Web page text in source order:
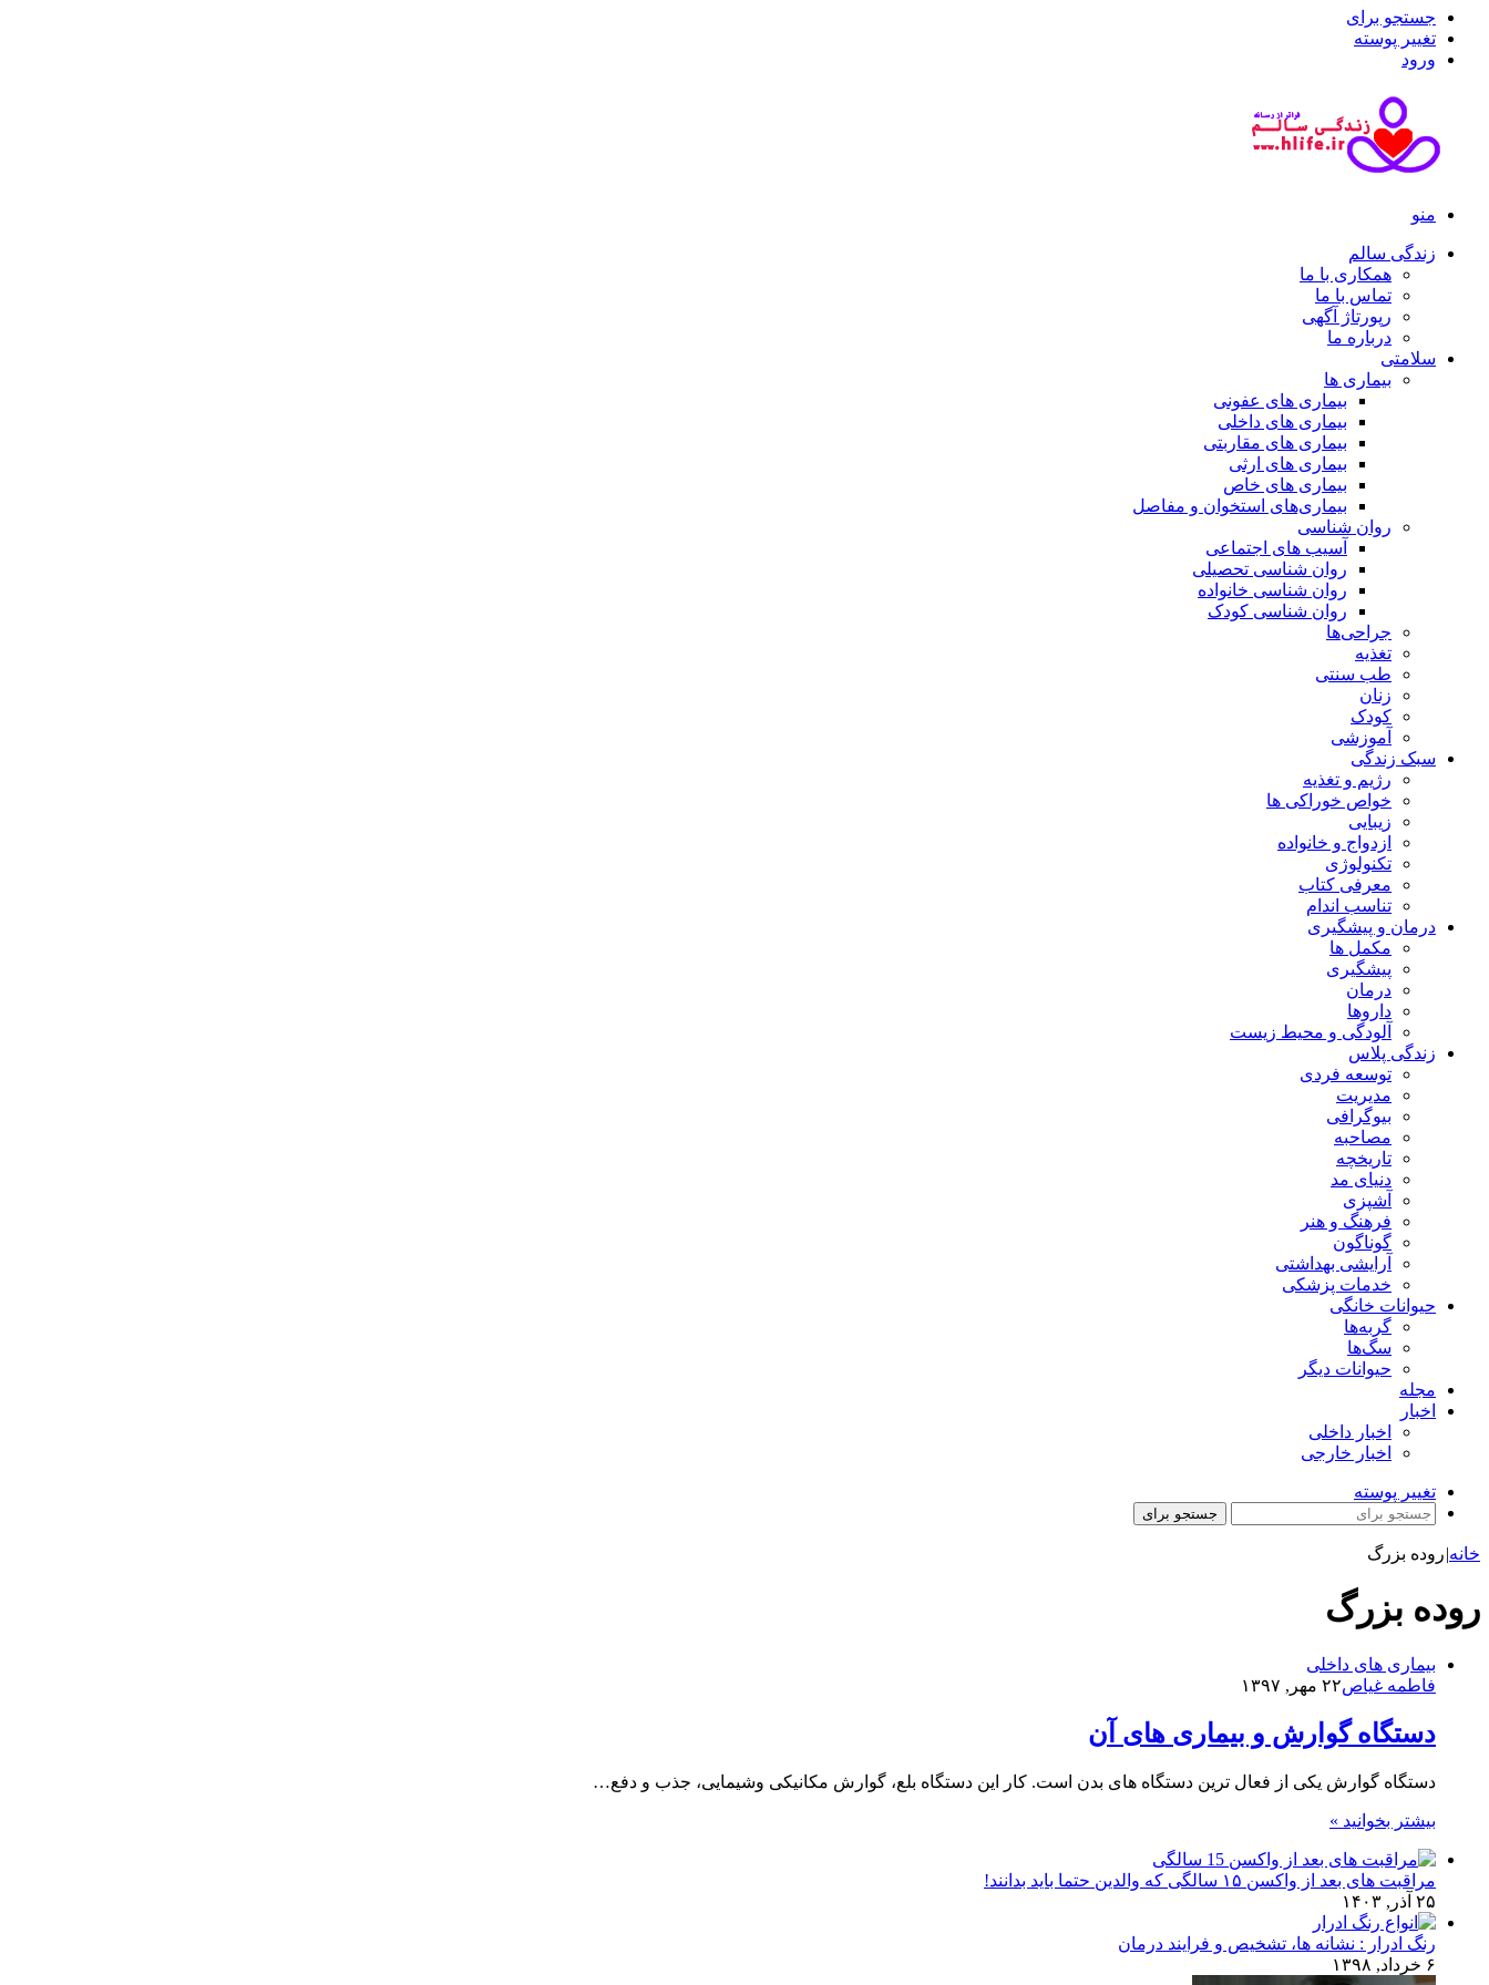
جستجو برای
تغییر پوسته
ورود
منو
زندگی سالم
همکاری با ما
تماس با ما
رپورتاژ آگهی
درباره ما
سلامتی
بیماری ها
بیماری های عفونی
بیماری های داخلی
بیماری های مقاربتی
بیماری های ارثی
بیماری های خاص
بیماری‌های استخوان و مفاصل
روان شناسی
آسیب های اجتماعی
روان شناسی تحصیلی
روان شناسی خانواده
روان شناسی کودک
جراحی‌ها
تغذیه
طب سنتی
زنان
کودک
آموزشی
سبک زندگی
رژیم و تغذیه
خواص خوراکی ها
زیبایی
ازدواج و خانواده
تکنولوژی
معرفی کتاب
تناسب اندام
درمان و پیشگیری
مکمل ها
پیشگیری
درمان
داروها
آلودگی و محیط زیست
زندگی پلاس
توسعه فردی
مدیریت
بیوگرافی
مصاحبه
تاریخچه
دنیای مد
آشپزی
فرهنگ و هنر
گوناگون
آرایشی بهداشتی
خدمات پزشکی
حیوانات خانگی
گربه‌ها
سگ‌ها
حیوانات دیگر
مجله
اخبار
اخبار داخلی
اخبار خارجی
تغییر پوسته
جستجو برای
خانه|روده بزرگ
روده بزرگ
بیماری های داخلی
فاطمه غیاص۲۲ مهر, ۱۳۹۷
دستگاه گوارش و بیماری های آن
دستگاه گوارش یکی از فعال ترین دستگاه های بدن است. کار این دستگاه بلع، گوارش مکانیکی وشیمایی، جذب و دفع…
بیشتر بخوانید »
مراقبت های بعد از واکسن ۱۵ سالگی که والدین حتما باید بدانند!
۲۵ آذر, ۱۴۰۳
رنگ ادرار : نشانه ها، تشخیص و فرایند درمان
۶ خرداد, ۱۳۹۸